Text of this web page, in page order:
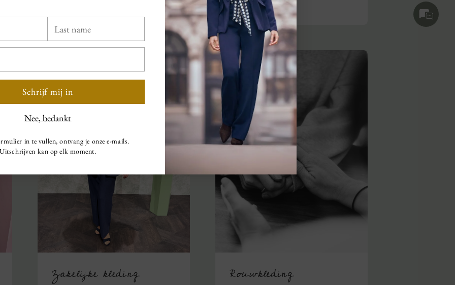
Schrijf mij in
Nee, bedankt
in te vullen, ontvang je onze e-mails.
Uitschrijven kan op elk moment.
Zakelijke kleding Rouwkleding